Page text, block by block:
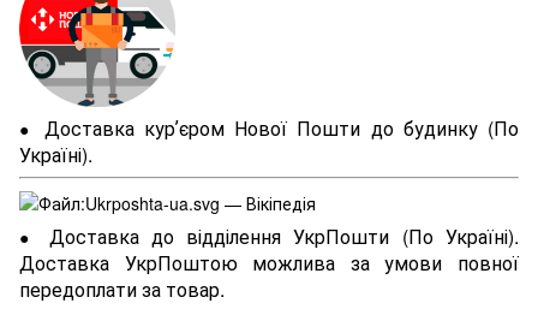
● Доставка курʼєром Нової Пошти до будинку (По
Україні).
● Доставка до відділення УкрПошти (По Україні).
Доставка УкрПоштою можлива за умови повної
передоплати за товар.